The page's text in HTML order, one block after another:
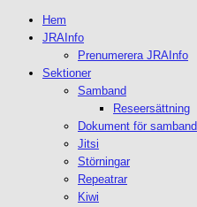
Hem
JRAInfo
Prenumerera JRAInfo
Sektioner
Samband
Reseersättning
Dokument för samband
Jitsi
Störningar
Repeatrar
Kiwi